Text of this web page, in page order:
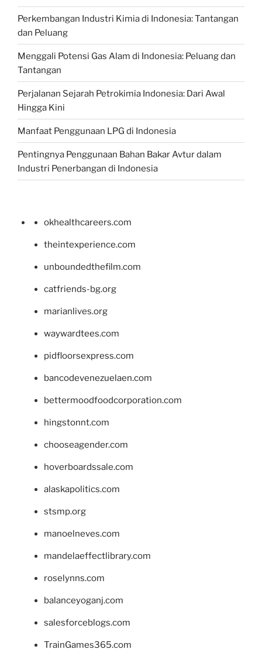
Perkembangan Industri Kimia di Indonesia: Tantangan
dan Peluang
Menggali Potensi Gas Alam di Indonesia: Peluang dan
Tantangan
Perjalanan Sejarah Petrokimia Indonesia: Dari Awal
Hingga Kini
Manfaat Penggunaan LPG di Indonesia
Pentingnya Penggunaan Bahan Bakar Avtur dalam
Industri Penerbangan di Indonesia
okhealthcareers.com
theintexperience.com
unboundedthefilm.com
catfriends-bg.org
marianlives.org
waywardtees.com
pidfloorsexpress.com
bancodevenezuelaen.com
bettermoodfoodcorporation.com
hingstonnt.com
chooseagender.com
hoverboardssale.com
alaskapolitics.com
stsmp.org
manoelneves.com
mandelaeffectlibrary.com
roselynns.com
balanceyoganj.com
salesforceblogs.com
TrainGames365.com